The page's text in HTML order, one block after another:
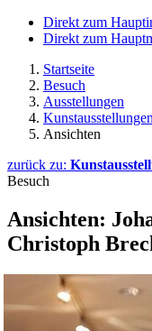
Direkt zum
Direkt zum
Startseite
Besuch
Ausstellungen
Kunstausstellungen
Ansichten
zurück zu:
Besuch
Ansichten:
Christoph